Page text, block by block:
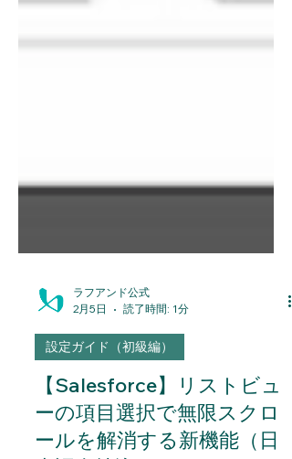
2月5日
読了時間: 1分
設定ガイド（初級編）
【Salesforce】リストビュ
ーの項目選択で無限スクロ